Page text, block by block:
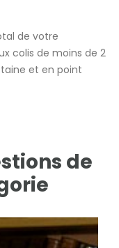
de votre
colis de moins de 2
et en point
de